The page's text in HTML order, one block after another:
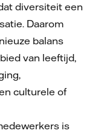
diversiteit een
Daarom
balans
van leeftijd,
culturele of
is